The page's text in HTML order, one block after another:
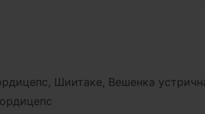
Шиитаке, Вешенка